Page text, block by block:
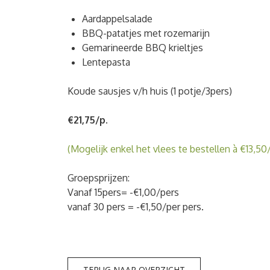
Aardappelsalade
BBQ-patatjes met rozemarijn
Gemarineerde BBQ krieltjes
Lentepasta
Koude sausjes v/h huis (1 potje/3pers)
€21,75/p.
(Mogelijk enkel het vlees te bestellen à
Groepsprijzen:
Vanaf 15pers= -€1,00/pers
vanaf 30 pers = -€1,50/per pers.